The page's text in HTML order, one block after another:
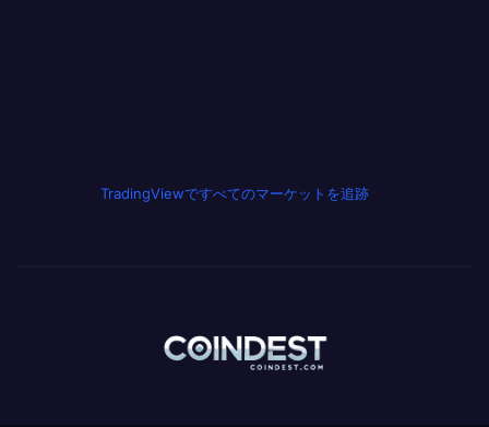
TradingViewですべてのマーケットを追跡